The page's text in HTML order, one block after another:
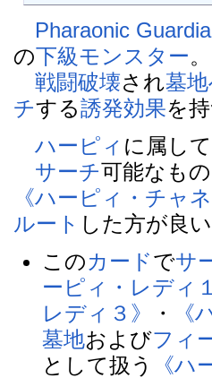
Pharaonic
の下級モンスター。
戦闘破壊され墓
チする誘発効果を
ハーピィ に属し
サーチ可能なも
《ハーピィ・チャ
ルート した方が良
このカードでサ
ーピィ・レディ
レディ３》
・
《
墓地およびフィ
として扱う
《ハ